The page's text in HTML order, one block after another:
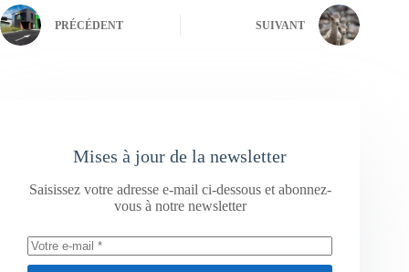
PRÉCÉDENT SUIVANT
Mises à jour de la newsletter
Saisissez votre adresse e-mail ci-dessous et abonnez-
vous à notre newsletter